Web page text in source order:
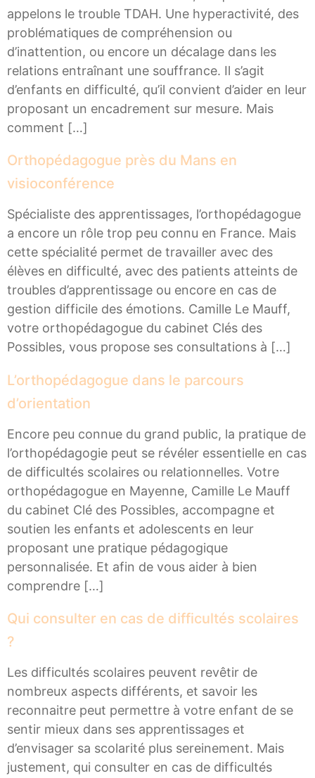
appelons le trouble TDAH. Une hyperactivité, des
problématiques de compréhension ou
d’inattention, ou encore un décalage dans les
relations entraînant une souffrance. Il s’agit
d’enfants en difficulté, qu’il convient d’aider en leur
proposant un encadrement sur mesure. Mais
comment […]
Orthopédagogue près du Mans en
visioconférence
Spécialiste des apprentissages, l’orthopédagogue
a encore un rôle trop peu connu en France. Mais
cette spécialité permet de travailler avec des
élèves en difficulté, avec des patients atteints de
troubles d’apprentissage ou encore en cas de
gestion difficile des émotions. Camille Le Mauff,
votre orthopédagogue du cabinet Clés des
Possibles, vous propose ses consultations à […]
L’orthopédagogue dans le parcours
d’orientation
Encore peu connue du grand public, la pratique de
l’orthopédagogie peut se révéler essentielle en cas
de difficultés scolaires ou relationnelles. Votre
orthopédagogue en Mayenne, Camille Le Mauff
du cabinet Clé des Possibles, accompagne et
soutien les enfants et adolescents en leur
proposant une pratique pédagogique
personnalisée. Et afin de vous aider à bien
comprendre […]
Qui consulter en cas de difficultés scolaires
?
Les difficultés scolaires peuvent revêtir de
nombreux aspects différents, et savoir les
reconnaitre peut permettre à votre enfant de se
sentir mieux dans ses apprentissages et
d’envisager sa scolarité plus sereinement. Mais
justement, qui consulter en cas de difficultés